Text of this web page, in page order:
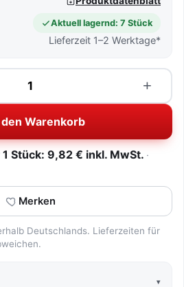
Aktuell lagernd: 7 Stück
Lieferzeit 1–2 Werktage*
+
den Warenkorb
Stück: 9,82 € inkl. MwSt.
Merken
Deutschlands. Lieferzeiten für